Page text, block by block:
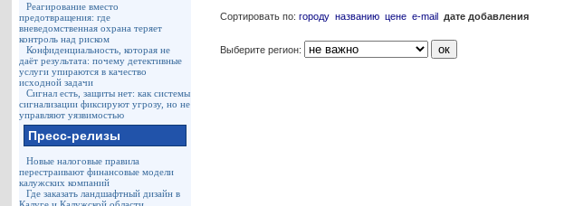
Реагирование вместо
предотвращения: где
вневедомственная охрана теряет
контроль над риском
Конфиденциальность, которая не
даёт результата: почему детективные
услуги упираются в качество
исходной задачи
Сигнал есть, защиты нет: как системы
сигнализации фиксируют угрозу, но не
управляют уязвимостью
Пресс-релизы
Новые налоговые правила
перестраивают финансовые модели
калужских компаний
Где заказать ландшафтный дизайн в
Сортировать по:городу названию цене e-mail дате добавления
Выберите регион: